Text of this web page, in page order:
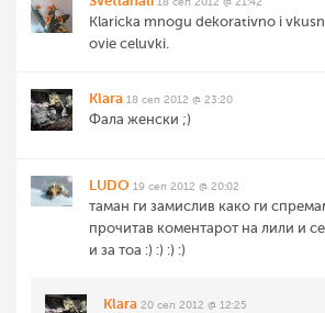
Klaricka mnogu dekorativno i
ovie celuvki.
Klara 18 сеп 2012 @ 23:20
Фала женски ;)
LUDO 19 сеп 2012 @ 20:02
таман ги замислив како ги
прочитав коментарот на лили и
и за тоа :) :) :) :)
Klara 20 сеп 2012 @ 12:25